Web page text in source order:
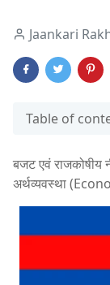
Jaankari
Table of
बजट एवं
अर्थव्यवस्था